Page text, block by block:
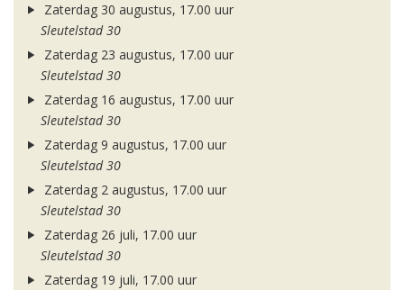
Zaterdag 30 augustus, 17.00 uur
Sleutelstad 30
Zaterdag 23 augustus, 17.00 uur
Sleutelstad 30
Zaterdag 16 augustus, 17.00 uur
Sleutelstad 30
Zaterdag 9 augustus, 17.00 uur
Sleutelstad 30
Zaterdag 2 augustus, 17.00 uur
Sleutelstad 30
Zaterdag 26 juli, 17.00 uur
Sleutelstad 30
Zaterdag 19 juli, 17.00 uur